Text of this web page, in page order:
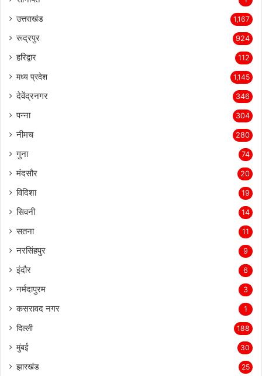
उत्तराखंड 1,167
रूद्रपुर 924
हरिद्वार 112
मध्य प्रदेश 1,145
देवेंद्रनगर 346
पन्ना 304
नीमच 280
गुना 74
मंदसौर 20
विदिशा 19
सिवनी 14
सतना 11
नरसिंहपुर 9
इंदौर 6
नर्मदापुरम 3
कसरावद नगर 1
दिल्ली 188
मुंबई 30
झारखंड 25